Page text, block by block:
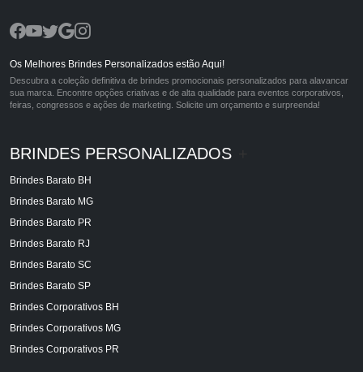
Os Melhores Brindes Personalizados estão Aqui!
Descubra a coleção definitiva de brindes promocionais personalizados para alavancar
sua marca. Encontre opções criativas e de alta qualidade para eventos corporativos,
feiras, congressos e ações de marketing. Solicite um orçamento e surpreenda!
BRINDES PERSONALIZADOS
Brindes Barato BH
Brindes Barato MG
Brindes Barato PR
Brindes Barato RJ
Brindes Barato SC
Brindes Barato SP
Brindes Corporativos BH
Brindes Corporativos MG
Brindes Corporativos PR